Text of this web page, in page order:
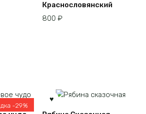
Краснословянский
800 ₽
-29%